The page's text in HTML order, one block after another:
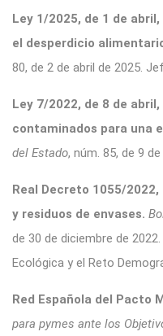
Ley 1/2025, de 1 de
el desperdicio
80, de 2 de abril de 2025.
Ley 7/2022, de 8 de
contaminados para una
del Estado, núm. 85, de 9
Real Decreto 1055/
y residuos de envases.
de 30 de diciembre de 2022.
Ecológica y el Reto
Red Española del Pacto
para pymes ante los